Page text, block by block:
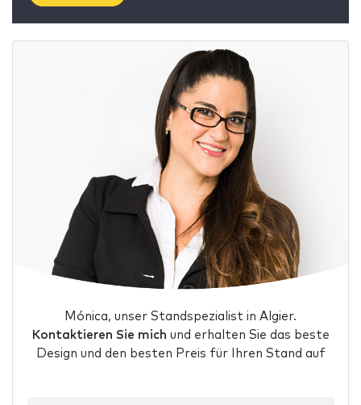
Mónica, unser Standspezialist in Algier.
Kontaktieren Sie mich und erhalten Sie das beste
Design und den besten Preis für Ihren Stand auf